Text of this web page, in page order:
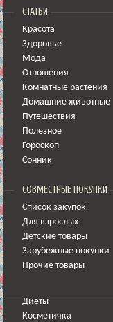
СТАТЬИ
Красота
Здоровье
Мода
Отношения
Комнатные растения
Домашние животные
Путешествия
Полезное
Гороскоп
Сонник
СОВМЕСТНЫЕ ПОКУПКИ
Список закупок
Для взрослых
Детские товары
Зарубежные покупки
Прочие товары
Диеты
Косметичка